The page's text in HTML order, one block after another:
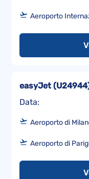
Aeroporto
Data:
easyJet(U24944
Aeroporto di
Aeroporto di